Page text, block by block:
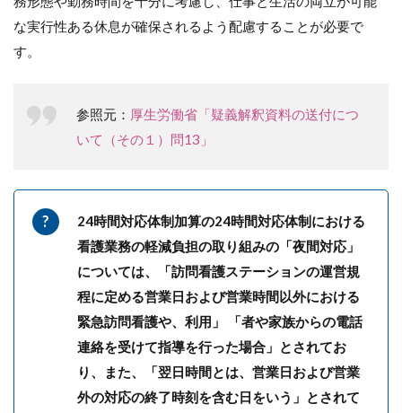
な実行性ある休息が確保されるよう配慮することが必要で
す。
参照元： 厚生労働省「疑義解釈資料の送付につ
いて（その１）問13」
24時間対応体制加算の24時間対応体制における
看護業務の軽減負担の取り組みの「夜間対応」
については、「訪問看護ステーションの運営規
程に定める営業日および営業時間以外における
緊急訪問看護や、利用」 「者や家族からの電話
連絡を受けて指導を行った場合」とされてお
り、また、「翌日時間とは、営業日および営業
外の対応の終了時刻を含む日をいう」とされて